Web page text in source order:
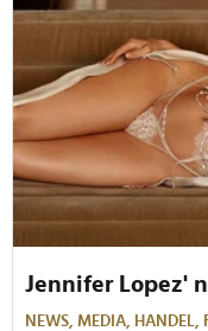
Jennifer Lopez'
NEWS, MEDIA, HANDEL,